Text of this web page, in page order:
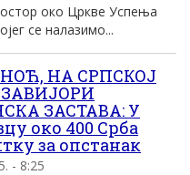
око Цркве Успења
се налазимо...
НА СРПСКОЈ
ЗАСТАВА: У
око 400 Срба
за опстанак
- 8:25